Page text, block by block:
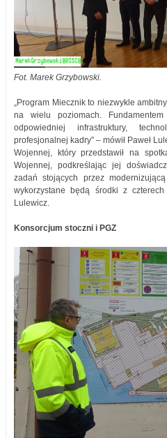
Fot. Marek Grzybowski.
„Program Miecznik to niezwykle
na wielu poziomach.
odpowiedniej infrastruktury,
profesjonalnej kadry” – mówił Paweł
Wojennej, który przedstawił na
Wojennej, podkreślając jej
zadań stojących przez
wykorzystane będą środki z
Lulewicz.
Konsorcjum stoczni i PGZ